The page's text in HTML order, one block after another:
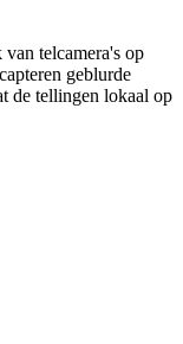
telcamera's op
geblurde
de tellingen lokaal op